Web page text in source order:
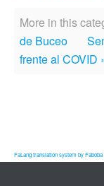
More in this
de Buceo
frente al COVID
FaLang translation system by Faboba